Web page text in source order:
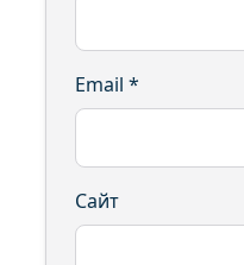
Email *
Сайт